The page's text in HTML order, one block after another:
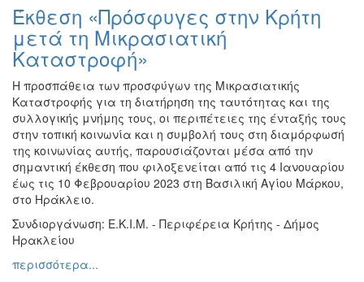
Ζωγραφική
Φωτογραφία
Τραγούδι
Μουσική
Κινηματογράφος
Χορός
Θέατρο
Παζάρι
Ειδών
Συνέδρια
Ημερίδες
Έκθεση «Πρόσφυγες στην Κρήτη
μετά τη Μικρασιατική
Καταστροφή»
Η προσπάθεια των προσφύγων της Μικρασιατικής
Καταστροφής για τη διατήρηση της ταυτότητας και της
συλλογικής μνήμης τους, οι περιπέτειες της ένταξής τους
στην τοπική κοινωνία και η συμβολή τους στη διαμόρφωσή
της κοινωνίας αυτής, παρουσιάζονται μέσα από την
σημαντική έκθεση που φιλοξενείται από τις 4 Ιανουαρίου
έως τις 10 Φεβρουαρίου 2023 στη Βασιλική Αγίου Μάρκου,
στο Ηράκλειο.
Συνδιοργάνωση: Ε.Κ.Ι.Μ. - Περιφέρεια Κρήτης - Δήμος
Ηρακλείου
περισσότερα...